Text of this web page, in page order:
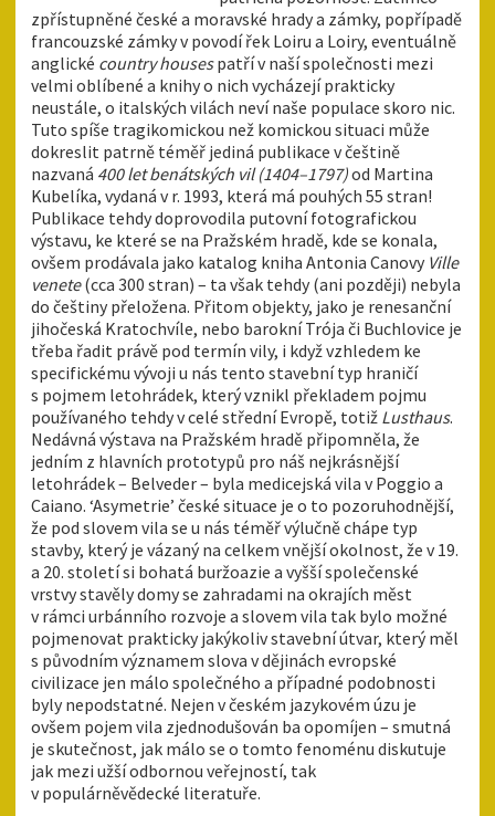
zpřístupněné české a moravské hrady a zámky, popřípadě
francouzské zámky v povodí řek Loiru a Loiry, eventuálně
anglické country housespatří v naší společnosti mezi
velmi oblíbené a knihy o nich vycházejí prakticky
neustále, o italských vilách neví naše populace skoro nic.
Tuto spíše tragikomickou než komickou situaci může
dokreslit patrně téměř jediná publikace v češtině
nazvaná 400let benátských vil (1404–1797)od Martina
Kubelíka, vydaná v r. 1993, která má pouhých 55 stran!
Publikace tehdy doprovodila putovní fotografickou
výstavu, ke které se na Pražském hradě, kde se konala,
ovšem prodávala jako katalog kniha Antonia Canovy Ville
venete(cca 300 stran) – ta však tehdy (ani později) nebyla
do češtiny přeložena. Přitom objekty, jako je renesanční
jihočeská Kratochvíle, nebo barokní Trója či Buchlovice je
třeba řadit právě pod termín vily, i když vzhledem ke
specifickému vývoji u nás tento stavební typ hraničí
s pojmem letohrádek, který vznikl překladem pojmu
používaného tehdy v celé střední Evropě, totiž Lusthaus.
Nedávná výstava na Pražském hradě připomněla, že
jedním z hlavních prototypů pro náš nejkrásnější
letohrádek – Belveder – byla medicejská vila v Poggio a
Caiano. ‘Asymetrie’ české situace je o to pozoruhodnější,
že pod slovem vila se u nás téměř výlučně chápe typ
stavby, který je vázaný na celkem vnější okolnost, že v 19.
a 20. století si bohatá buržoazie a vyšší společenské
vrstvy stavěly domy se zahradami na okrajích měst
v rámci urbánního rozvoje a slovem vila tak bylo možné
pojmenovat prakticky jakýkoliv stavební útvar, který měl
s původním významem slova v dějinách evropské
civilizace jen málo společného a případné podobnosti
byly nepodstatné. Nejen v českém jazykovém úzu je
ovšem pojem vila zjednodušován ba opomíjen – smutná
je skutečnost, jak málo se o tomto fenoménu diskutuje
jak mezi užší odbornou veřejností, tak
v populárněvědecké literatuře.